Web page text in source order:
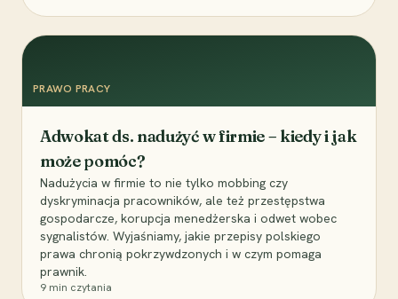
PRAWO PRACY
Adwokat ds. nadużyć w firmie – kiedy i jak
może pomóc?
Nadużycia w firmie to nie tylko mobbing czy
dyskryminacja pracowników, ale też przestępstwa
gospodarcze, korupcja menedżerska i odwet wobec
sygnalistów. Wyjaśniamy, jakie przepisy polskiego
prawa chronią pokrzywdzonych i w czym pomaga
prawnik.
9 min czytania